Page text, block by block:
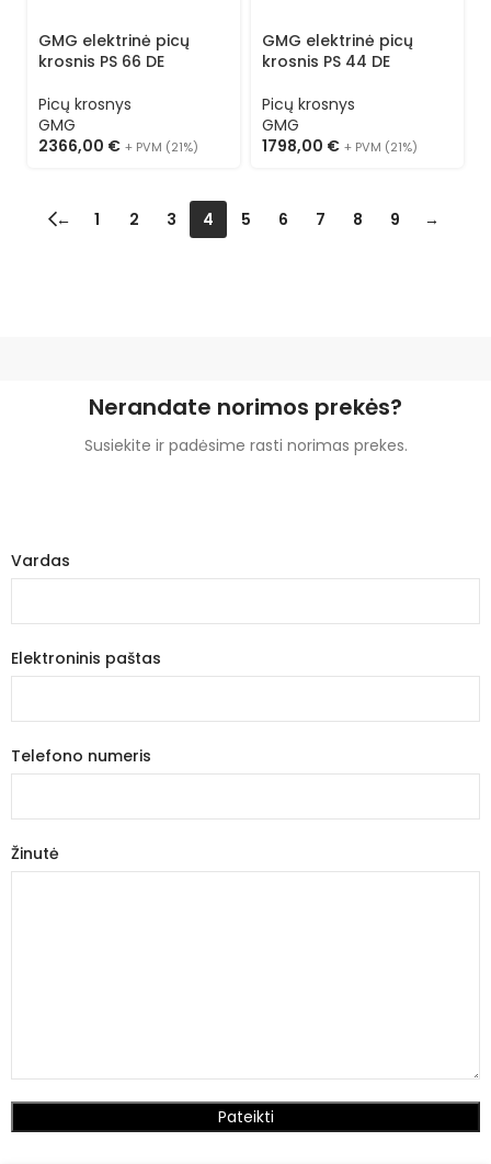
GMG elektrinė picų
krosnis PS 66 DE
Picų krosnys
GMG
2366,00 € + PVM (21%)
GMG elektrinė picų
krosnis PS 44 DE
Picų krosnys
GMG
1798,00 € + PVM (21%)
← 1 2 3 4 5 6 7 8 9 →
Nerandate norimos prekės?
Susiekite ir padėsime rasti norimas prekes.
Vardas
Elektroninis paštas
Telefono numeris
Žinutė